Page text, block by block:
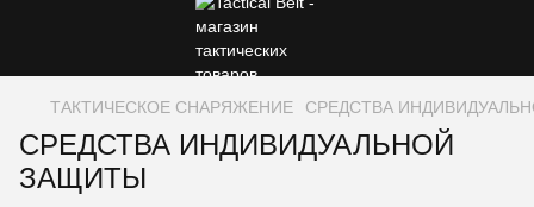
ТАКТИЧЕСКОЕ СНАРЯЖЕНИЕ СРЕДСТВА
СРЕДСТВА ИНДИВИДУАЛЬНОЙ
ЗАЩИТЫ